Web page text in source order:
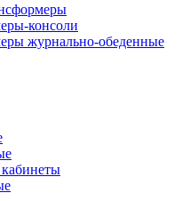
консоли
журнально-обеденные